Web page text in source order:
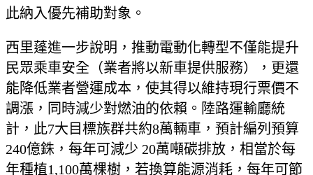
此納入優先補助對象。
西里蓬進一步說明，推動電動化轉型不僅能提升
民眾乘車安全（業者將以新車提供服務），更還
能降低業者營運成本，使其得以維持現行票價不
調漲，同時減少對燃油的依賴。陸路運輸廳統
計，此7大目標族群共約8萬輛車，預計編列預算
240億銖，每年可減少 20萬噸碳排放，相當於每
年種植1,100萬棵樹，若換算能源消耗，每年可節